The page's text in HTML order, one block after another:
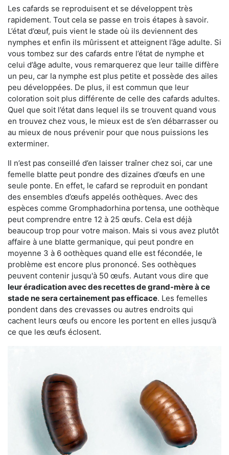
Les cafards se reproduisent et se développent très
rapidement. Tout cela se passe en trois étapes à savoir.
L’état d’œuf, puis vient le stade où ils deviennent des
nymphes et enfin ils mûrissent et atteignent l’âge adulte. Si
vous tombez sur des cafards entre l’état de nymphe et
celui d’âge adulte, vous remarquerez que leur taille diffère
un peu, car la nymphe est plus petite et possède des ailes
peu développées. De plus, il est commun que leur
coloration soit plus différente de celle des cafards adultes.
Quel que soit l’état dans lequel ils se trouvent quand vous
en trouvez chez vous, le mieux est de s’en débarrasser ou
au mieux de nous prévenir pour que nous puissions les
exterminer.
Il n’est pas conseillé d’en laisser traîner chez soi, car une
femelle blatte peut pondre des dizaines d’œufs en une
seule ponte. En effet, le cafard se reproduit en pondant
des ensembles d’œufs appelés oothèques. Avec des
espèces comme Gromphadorhina portensa, une oothèque
peut comprendre entre 12 à 25 œufs. Cela est déjà
beaucoup trop pour votre maison. Mais si vous avez plutôt
affaire à une blatte germanique, qui peut pondre en
moyenne 3 à 6 oothèques quand elle est fécondée, le
problème est encore plus prononcé. Ses oothèques
peuvent contenir jusqu'à 50 œufs. Autant vous dire que
leur éradication avec des recettes de grand-mère à ce
stade ne sera certainement pas efficace. Les femelles
pondent dans des crevasses ou autres endroits qui
cachent leurs œufs ou encore les portent en elles jusqu’à
ce que les œufs éclosent.